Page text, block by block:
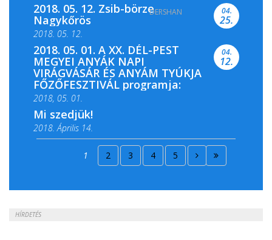
2018. 05. 11. 19 óra
2018. 05. 12. Zsib-börze
Nagykőrös
2018. 05. 12.
04.
25.
2018. 05. 01. A XX. DÉL-PEST
MEGYEI ANYÁK NAPI
VIRÁGVÁSÁR ÉS ANYÁM TYÚKJA
FŐZŐFESZTIVÁL programja:
2018, 05. 01.
04.
12.
Mi szedjük!
2018. Április 14.
2018. Április 15.
1 2 3 4 5
HÍRDETÉS
DERSHAN